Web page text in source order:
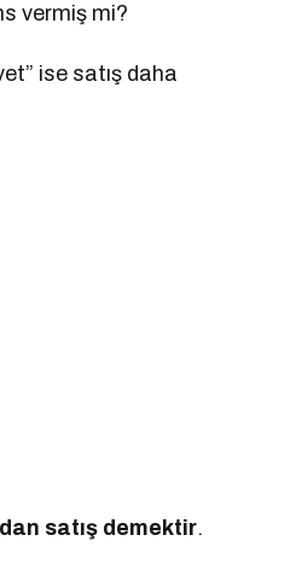
vermiş mi?
ise satış daha
satış demektir.